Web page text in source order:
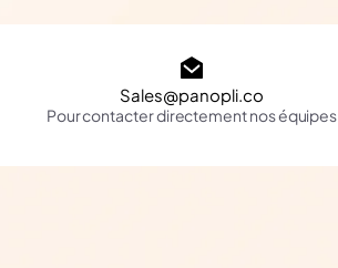
Sales@panopli.co
Pour contacter directement nos équipes